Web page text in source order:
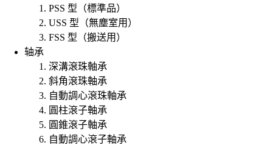
PSS 型（標準品）
USS 型（無塵室用）
FSS 型（搬送用）
轴承
深溝滾珠軸承
斜角滾珠軸承
自動調心滾珠軸承
圓柱滾子軸承
圓錐滾子軸承
自動調心滾子軸承